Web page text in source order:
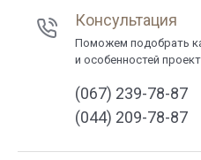
Консультация
Поможем подобрать
и особенностей
(067) 239-78-87
(044) 209-78-87